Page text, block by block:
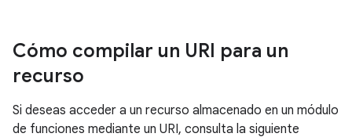
Cómo compilar un URI para un
recurso
Si deseas acceder a un recurso almacenado en un módulo
de funciones mediante un URI, consulta la siguiente